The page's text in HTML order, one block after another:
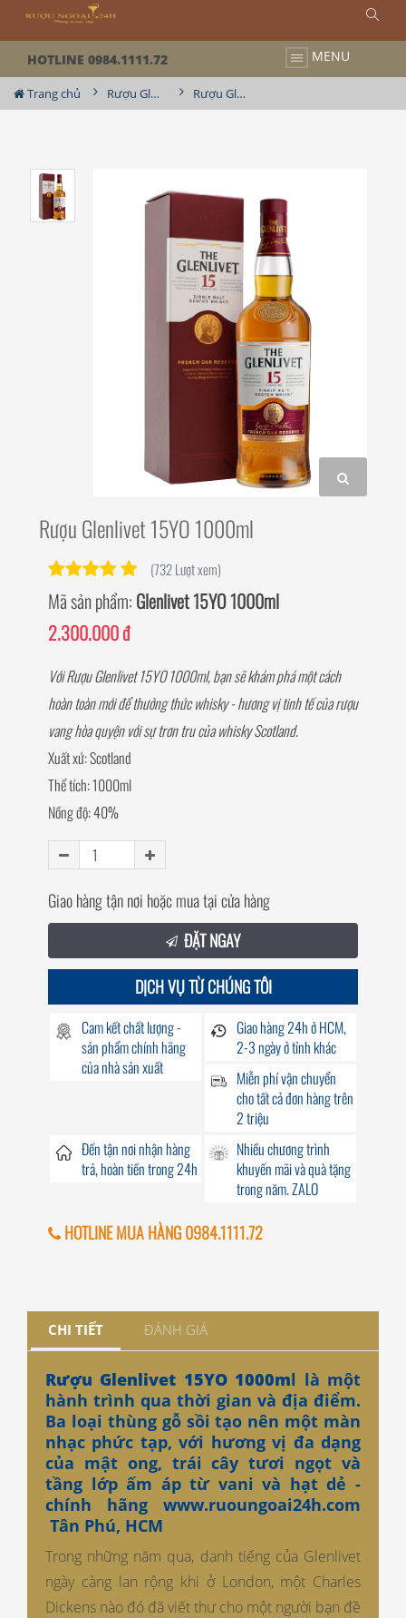
HOTLINE 0984.1111.72 MENU
Trang chủ Rượu Glenlivet Rượu Glenlivet 15YO 1000ml
Rượu Glenlivet 15YO 1000ml
(732 Lượt xem)
Mã sản phẩm: Glenlivet 15YO 1000ml
2.300.000 đ
Với Rượu Glenlivet 15YO 1000ml, bạn sẽ khám phá một cách
hoàn toàn mới để thưởng thức whisky - hương vị tinh tế của rượu
vang hòa quyện với sự trơn tru của whisky Scotland.
Xuất xứ: Scotland
Thể tích: 1000ml
Nồng độ: 40%
Giao hàng tận nơi hoặc mua tại cửa hàng
ĐẶT NGAY
DỊCH VỤ TỪ CHÚNG TÔI
Cam kết chất lượng -
sản phẩm chính hãng
của nhà sản xuất
Giao hàng24hở HCM,
2-3 ngày ở tỉnh khác
Miễn phí vận chuyển
cho tất cả đơn hàng trên
2 triệu
Đếntận nơinhận hàng
trả, hoàn tiền trong24h
Nhiều chương trình
khuyến mãivà quà tặng
trong năm. ZALO
HOTLINE MUA HÀNG 0984.1111.72
CHI TIẾT ĐÁNH GIÁ
Rượu Glenlivet 15YO 1000ml là một
hành trình qua thời gian và địa điểm.
Ba loại thùng gỗ sồi tạo nên một màn
nhạc phức tạp, với hương vị đa dạng
của mật ong, trái cây tươi ngọt và
tầng lớp ấm áp từ vani và hạt dẻ -
chính hãng www.ruoungoai24h.com
Tân Phú, HCM
Trong những năm qua, danh tiếng của Glenlivet
ngày càng lan rộng khi ở London, một Charles
Dickens nào đó đã viết thư cho một người bạn đề